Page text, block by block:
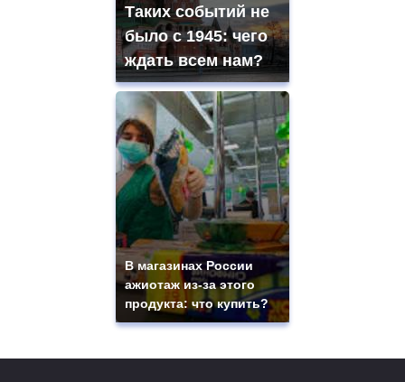
Таких событий не
было с 1945: чего
ждать всем нам?
В магазинах России
ажиотаж из-за этого
продукта: что купить?